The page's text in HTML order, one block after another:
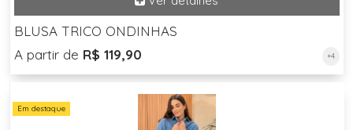
BLUSA TRICO ONDINHAS
A partir de R$ 119,90 +4
Em destaque